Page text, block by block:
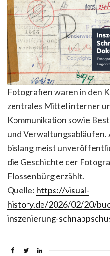
Fotografien waren in den
zentrales Mittel interner
Kommunikation sowie
und Verwaltungsabläufen.
bislang meist
die Geschichte der
Flossenbürg erzählt.
Quelle: https://visual-
history.de/2026/02/20/
inszenierung-